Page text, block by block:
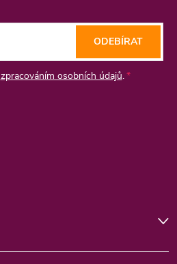
zpracováním osobních údajů.
ODEBÍRAT